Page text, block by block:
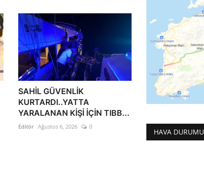
SAHİL GÜVENLİK
KURTARDI..YATTA
YARALANAN KİŞİ İÇİN TIBB...
Editör Ağustos 6, 2026 0
HAVA DURUMU